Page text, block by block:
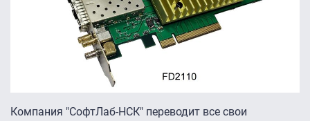
Компания "СофтЛаб-НСК" переводит все свои